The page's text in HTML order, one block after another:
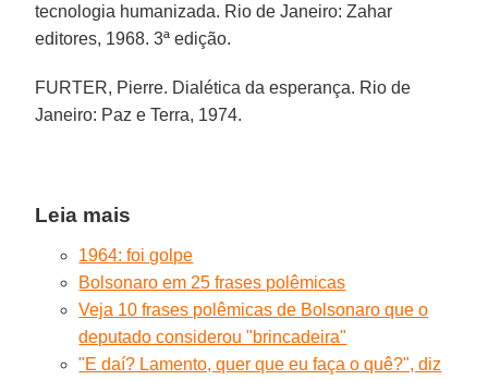
tecnologia humanizada. Rio de Janeiro: Zahar
editores, 1968. 3ª edição.
FURTER, Pierre. Dialética da esperança. Rio de
Janeiro: Paz e Terra, 1974.
Leia mais
1964: foi golpe
Bolsonaro em 25 frases polêmicas
Veja 10 frases polêmicas de Bolsonaro que o
deputado considerou "brincadeira"
"E daí? Lamento, quer que eu faça o quê?", diz